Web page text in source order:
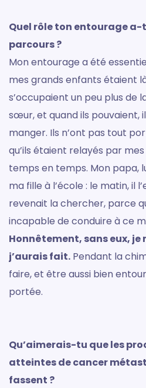
Quel rôle ton entourage
parcours ?
Mon entourage a été
mes grands enfants étaient
s’occupaient un peu plus de
sœur, et quand ils pouvaient,
manger. Ils n’ont pas tout
qu’ils étaient relayés par
temps en temps. Mon papa,
ma fille à l’école : le matin, il
revenait la chercher, parce
incapable de conduire à ce
Honnêtement, sans eux, je
j’aurais fait. Pendant la
faire, et être aussi bien
portée.
Qu’aimerais-tu que les
atteintes de cancer
fassent ?